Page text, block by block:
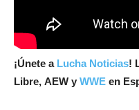
¡Únete a Lucha Noticias!
Libre, AEW y WWE en